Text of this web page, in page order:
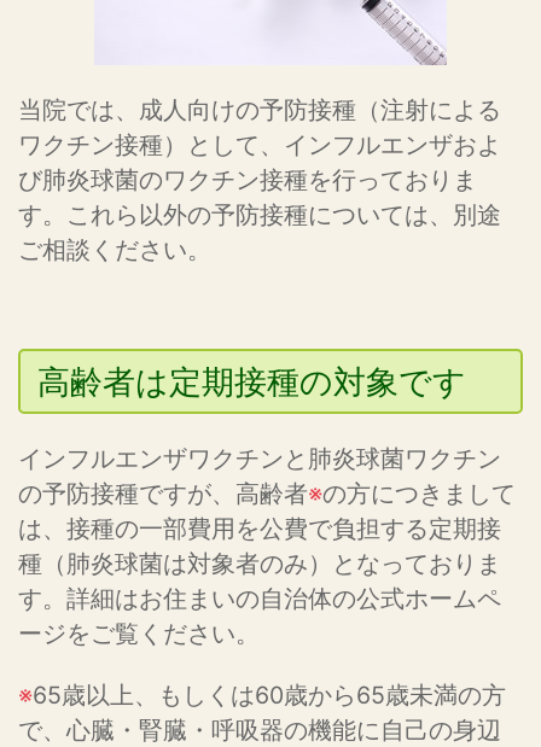
当院では、成人向けの予防接種（注射による
ワクチン接種）として、インフルエンザおよ
び肺炎球菌のワクチン接種を行っておりま
す。これら以外の予防接種については、別途
ご相談ください。
高齢者は定期接種の対象です
インフルエンザワクチンと肺炎球菌ワクチン
の予防接種ですが、高齢者※の方につきまして
は、接種の一部費用を公費で負担する定期接
種（肺炎球菌は対象者のみ）となっておりま
す。詳細はお住まいの自治体の公式ホームペ
ージをご覧ください。
※65歳以上、もしくは60歳から65歳未満の方
で、心臓・腎臓・呼吸器の機能に自己の身辺